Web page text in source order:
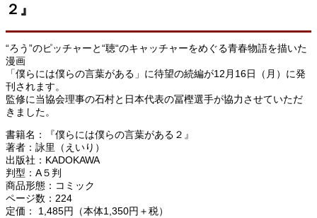
２』
“ろう”のピッチャーと“聴“のキャッチャーをめぐる青春物語を描いた
漫画
「僕らには僕らの言葉がある」に待望の続編が12月16日（月）に発
刊されます。
監修に当協会理事の石村と日本代表の冨樫選手が協力させていただ
きました。
書籍名：『僕らには僕らの言葉がある２』
著者：詠里（えいり）
出版社：KADOKAWA
判型：A５判
商品形態：コミック
ページ数：224
定価： 1,485円（本体1,350円＋税）